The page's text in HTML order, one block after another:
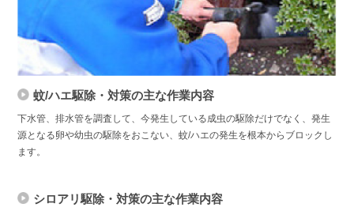
蚊/ハエ駆除・対策の主な作業内容
下水管、排水管を調査して、今発生している成虫の駆除だけでなく、発生
源となる卵や幼虫の駆除をおこない、蚊/ハエの発生を根本からブロックし
ます。
シロアリ駆除・対策の主な作業内容